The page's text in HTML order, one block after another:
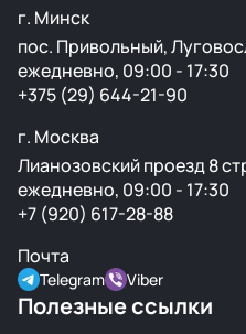
г. Минск
пос. Привольный,
ежедневно, 09:00 - 17:30
+375 (29) 644-21-90
г. Москва
Лианозовский проезд 8
ежедневно, 09:00 - 17:30
+7 (920) 617-28-88
Почта
Telegram Viber
Полезные ссылки